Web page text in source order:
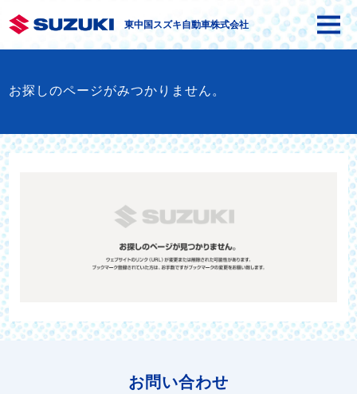
東中国スズキ自動車株式会社
お探しのページがみつかりません。
お問い合わせ